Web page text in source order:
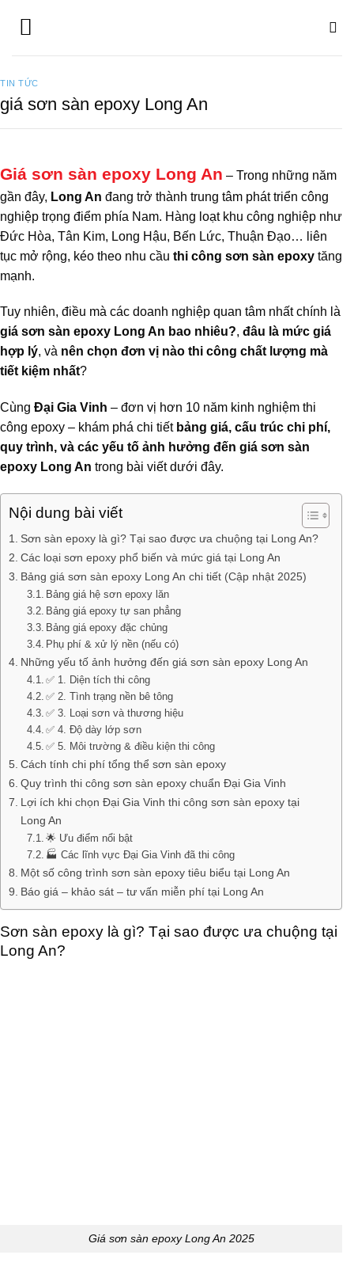
TIN TỨC
giá sơn sàn epoxy Long An
Giá sơn sàn epoxy Long An – Trong những năm
gần đây, Long An đang trở thành trung tâm phát triển công
nghiệp trọng điểm phía Nam. Hàng loạt khu công nghiệp như
Đức Hòa, Tân Kim, Long Hậu, Bến Lức, Thuận Đạo… liên
tục mở rộng, kéo theo nhu cầu thi công sơn sàn epoxy tăng
mạnh.
Tuy nhiên, điều mà các doanh nghiệp quan tâm nhất chính là
giá sơn sàn epoxy Long An bao nhiêu?, đâu là mức giá
hợp lý, và nên chọn đơn vị nào thi công chất lượng mà
tiết kiệm nhất?
Cùng Đại Gia Vinh – đơn vị hơn 10 năm kinh nghiệm thi
công epoxy – khám phá chi tiết bảng giá, cấu trúc chi phí,
quy trình, và các yếu tố ảnh hưởng đến giá sơn sàn
epoxy Long An trong bài viết dưới đây.
Nội dung bài viết
Sơn sàn epoxy là gì? Tại sao được ưa chuộng tại Long An?
Các loại sơn epoxy phổ biến và mức giá tại Long An
Bảng giá sơn sàn epoxy Long An chi tiết (Cập nhật 2025)
Bảng giá hệ sơn epoxy lăn
Bảng giá epoxy tự san phẳng
Bảng giá epoxy đặc chủng
Phụ phí & xử lý nền (nếu có)
Những yếu tố ảnh hưởng đến giá sơn sàn epoxy Long An
✅ 1. Diện tích thi công
✅ 2. Tình trạng nền bê tông
✅ 3. Loại sơn và thương hiệu
✅ 4. Độ dày lớp sơn
✅ 5. Môi trường & điều kiện thi công
Cách tính chi phí tổng thể sơn sàn epoxy
Quy trình thi công sơn sàn epoxy chuẩn Đại Gia Vinh
Lợi ích khi chọn Đại Gia Vinh thi công sơn sàn epoxy tại
Long An
🌟 Ưu điểm nổi bật
🏭 Các lĩnh vực Đại Gia Vinh đã thi công
Một số công trình sơn sàn epoxy tiêu biểu tại Long An
Báo giá – khảo sát – tư vấn miễn phí tại Long An
Sơn sàn epoxy là gì? Tại sao được ưa chuộng tại
Long An?
Giá sơn sàn epoxy Long An 2025